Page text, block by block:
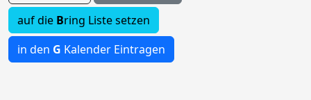
auf die Bring Liste setzen
in den G Kalender Eintragen